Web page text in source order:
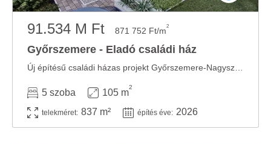
91.534 M Ft 871 752 Ft/m2
Győrszemere - Eladó családi ház
5 szoba 105 m
2
telekméret: 837 m² építés éve: 2026